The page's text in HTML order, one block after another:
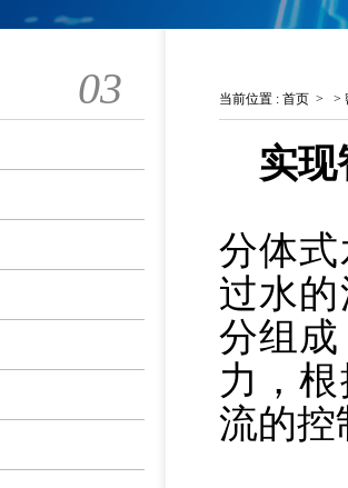
03 当前位置 : 首页 > >
实
分体
过水
分组
力，
流的控